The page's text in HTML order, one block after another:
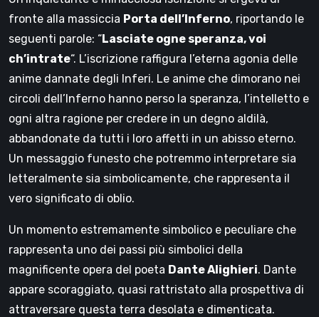
fronte alla massiccia Porta dell’Inferno, riportando le
seguenti parole: “Lasciate ogne speranza, voi
ch’intrate“. L’iscrizione raffigura l’eterna agonia delle
anime dannate degli Inferi. Le anime che dimorano nei
circoli dell’Inferno hanno perso la speranza, l’intelletto e
ogni altra ragione per credere in un degno aldilà,
abbandonate da tutti i loro affetti in un abisso eterno.
Un messaggio funesto che potremmo interpretare sia
letteralmente sia simbolicamente, che rappresenta il
vero significato di oblio.
Un momento estremamente simbolico e peculiare che
rappresenta uno dei passi più simbolici della
magnificente opera del poeta Dante Alighieri. Dante
appare scoraggiato, quasi rattristato alla prospettiva di
attraversare questa terra desolata e dimenticata.